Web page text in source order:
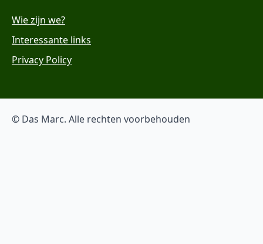
Wie zijn we?
Interessante links
Privacy Policy
© Das Marc. Alle rechten voorbehouden